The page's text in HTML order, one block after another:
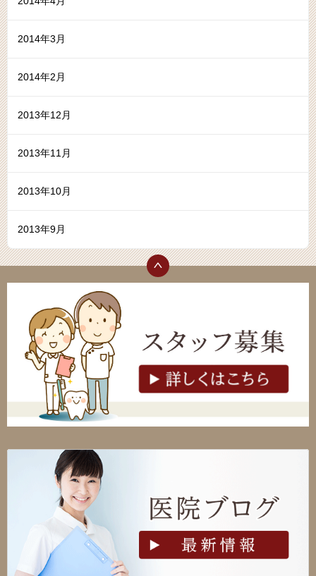
2014年3月
2014年2月
2013年12月
2013年11月
2013年10月
2013年9月